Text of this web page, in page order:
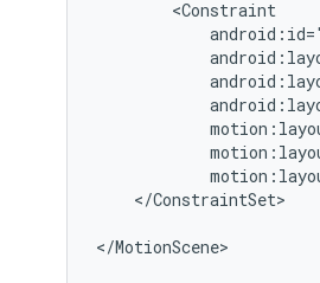
</ConstraintSet>